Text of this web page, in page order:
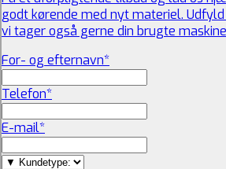
godt kørende med nyt materiel.
vi tager også gerne din brugte
For- og efternavn*
Telefon*
E-mail*